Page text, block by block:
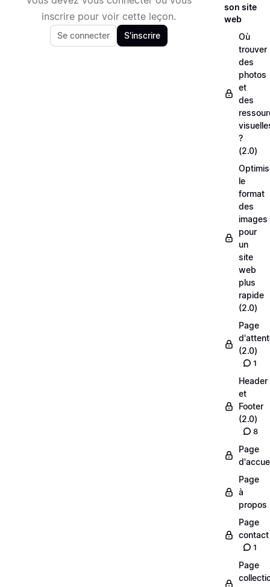
inscrire pour voir cette leçon.
Se connecter S'inscrire
son site
web
Où
trouver
des
photos
et
des
?
(2.0)
le
format
des
images
pour
un
site
web
plus
rapide
(2.0)
Page
(2.0)
1
Header
et
Footer
(2.0)
8
Page
Page
à
propos
Page
contact
1
Page